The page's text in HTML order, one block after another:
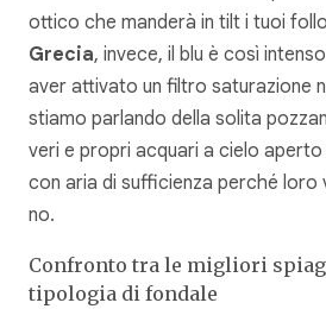
ottico che manderà in tilt i tuoi
Grecia, invece, il blu è così
aver attivato un filtro saturazione
stiamo parlando della solita
veri e propri acquari a cielo aperto
con aria di sufficienza perché loro
no.
Confronto tra le migliori
tipologia di fondale